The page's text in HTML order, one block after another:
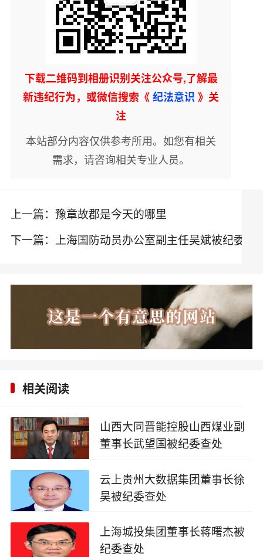
下载二维码到相册识别关注公众号,了解最
新违纪行为，或微信搜索《纪法意识 》关
注
本站部分内容仅供参考所用。如您有相关
需求，请咨询相关专业人员。
上一篇： 豫章故郡是今天的哪里
下一篇：
上海国防动员办公室副主任吴斌被纪委
相关阅读
山西大同晋能控股山西煤业副
董事长武望国被纪委查处
云上贵州大数据集团董事长徐
昊被纪委查处
上海城投集团董事长蒋曙杰被
纪委查处